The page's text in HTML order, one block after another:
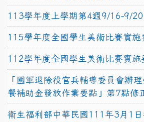
113學年度上學期第4週9/16-9/
115學年度全國學生美術比賽實施
112學年度全國學生美術比賽實施
「國軍退除役官兵輔導委員會辦
餐補助金發放作業要點」第7點修
衛生福利部中華民國111年3月1日